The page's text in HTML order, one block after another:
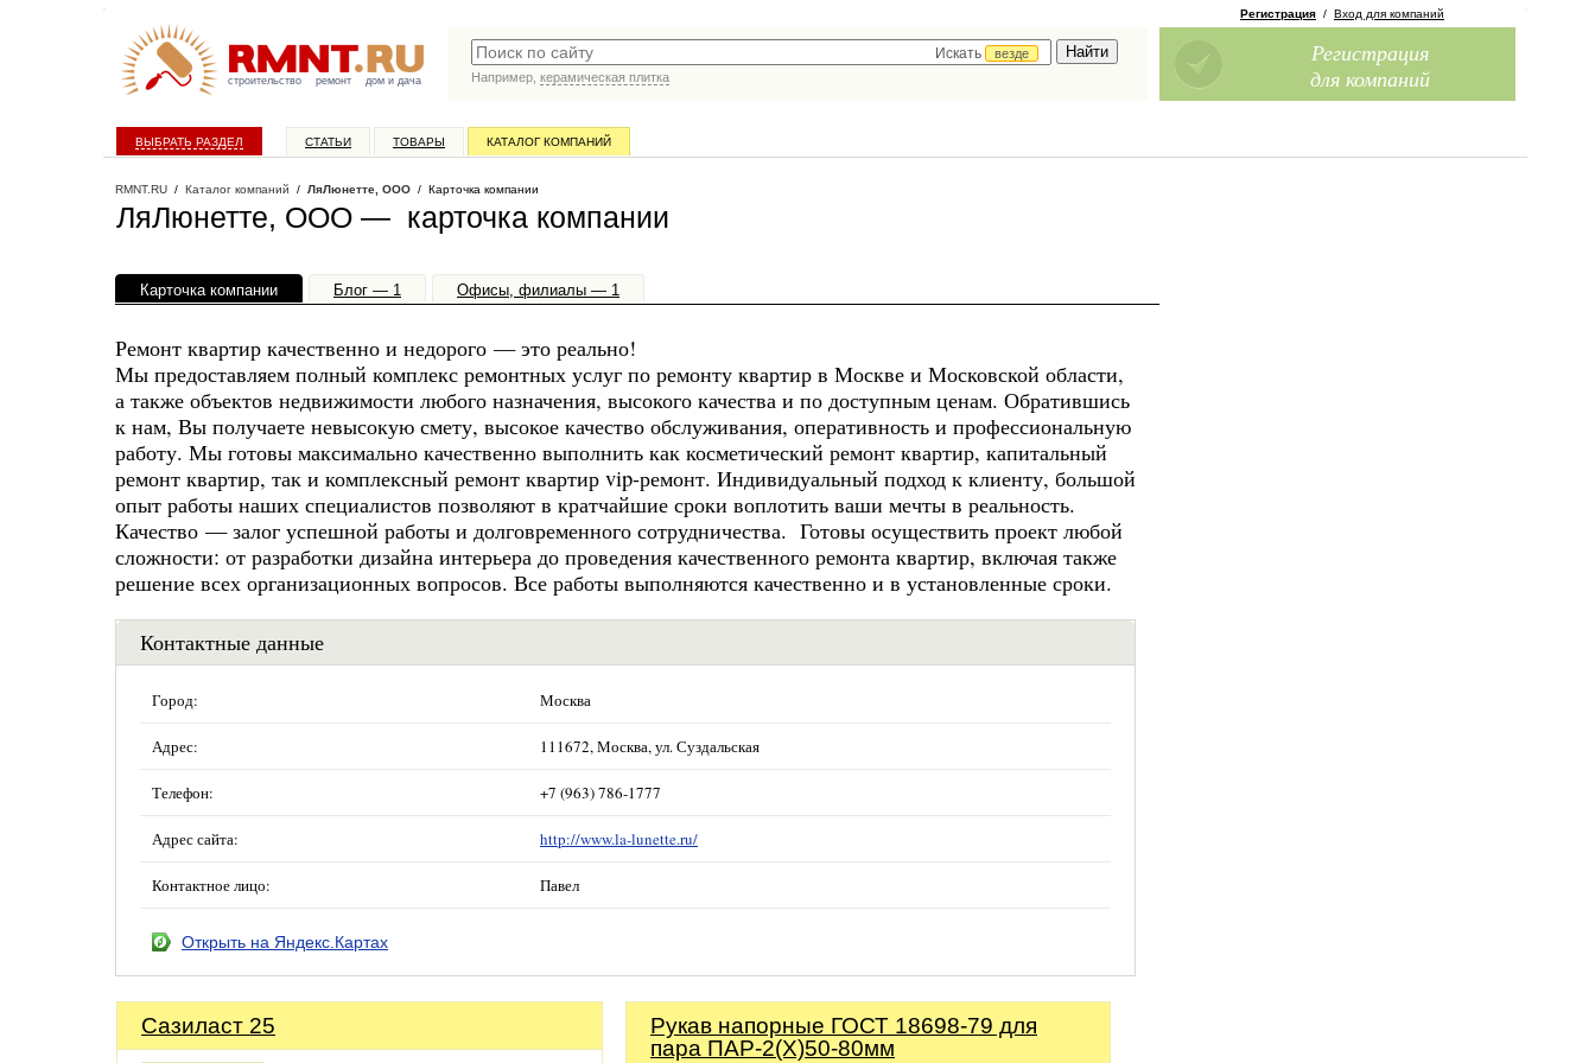
строительство ремонт дом и дача
Искать
везде
Например, керамическая плитка
Регистрация / Вход для компаний
Регистрация
для компаний
ВЫБРАТЬ РАЗДЕЛ СТАТЬИ ТОВАРЫ КАТАЛОГ КОМПАНИЙ
RMNT.RU / Каталог компаний / ЛяЛюнетте, ООО / Карточка компании
ЛяЛюнетте, ООО — карточка компании
Карточка компании Блог — 1 Офисы, филиалы — 1
Ремонт квартир качественно и недорого — это реально!
Мы предоставляем полный комплекс ремонтных услуг по ремонту квартир в Москве и Московской области,
а также объектов недвижимости любого назначения, высокого качества и по доступным ценам. Обратившись
к нам, Вы получаете невысокую смету, высокое качество обслуживания, оперативность и профессиональную
работу. Мы готовы максимально качественно выполнить как косметический ремонт квартир, капитальный
ремонт квартир, так и комплексный ремонт квартир vip-ремонт. Индивидуальный подход к клиенту, большой
опыт работы наших специалистов позволяют в кратчайшие сроки воплотить ваши мечты в реальность.
Качество — залог успешной работы и долговременного сотрудничества. Готовы осуществить проект любой
сложности: от разработки дизайна интерьера до проведения качественного ремонта квартир, включая также
решение всех организационных вопросов. Все работы выполняются качественно и в установленные сроки.
Контактные данные
Город: Москва
Адрес: 111672, Москва, ул. Суздальская
Телефон: +7 (963) 786-1777
Адрес сайта: http://www.la-lunette.ru/
Контактное лицо: Павел
Открыть на Яндекс.Картах
Сазиласт 25
Рукав напорные ГОСТ 18698-79 для
пара ПАР-2(Х)50-80мм